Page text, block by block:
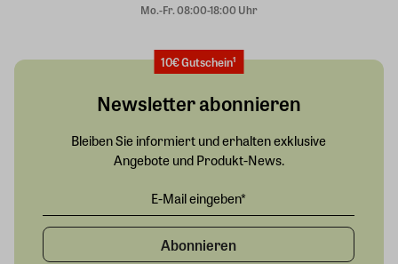
Mo.-Fr. 08:00-18:00 Uhr
10€ Gutschein¹
Newsletter abonnieren
Bleiben Sie informiert und erhalten exklusive
Angebote und Produkt-News.
Abonnieren